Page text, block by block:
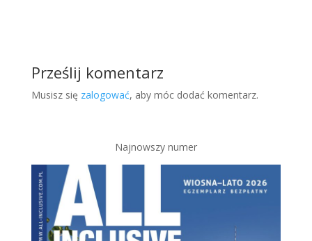
Prześlij komentarz
Musisz się zalogować, aby móc dodać komentarz.
Najnowszy numer